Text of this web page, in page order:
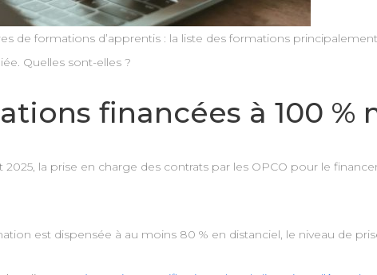
de formations d’apprentis : la liste des formations
Quelles sont-elles ?
financées à 100 %
2025, la prise en charge des contrats par les OPCO pour le
est dispensée à au moins 80 % en distanciel, le niveau de